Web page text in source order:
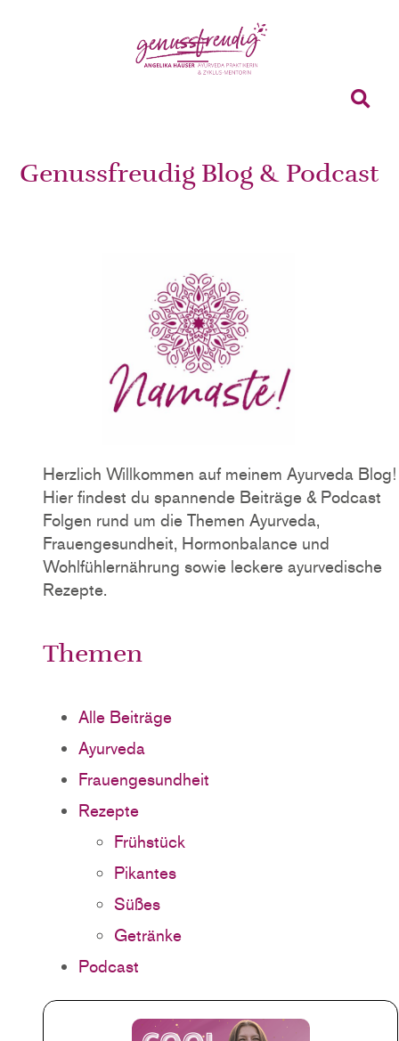
Genussfreudig Blog & Podcast
Herzlich Willkommen auf meinem Ayurveda Blog!
Hier findest du spannende Beiträge & Podcast
Folgen rund um die Themen Ayurveda,
Frauengesundheit, Hormonbalance und
Wohlfühlernährung sowie leckere ayurvedische
Rezepte.
Themen
Alle Beiträge
Ayurveda
Frauengesundheit
Rezepte
Frühstück
Pikantes
Süßes
Getränke
Podcast